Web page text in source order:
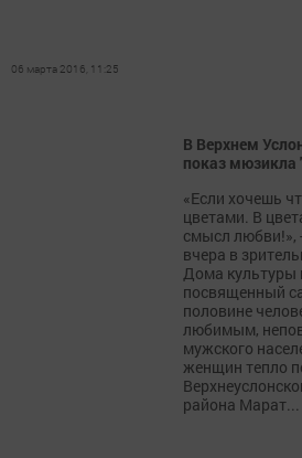
06 марта 2016, 11:25
В Верхнем
показ мюзикла
«Если хочешь
цветами. В
смысл любви!»,
вчера в
Дома культуры
посвященный
половине
любимым,
мужского
женщин тепло
района Марат...